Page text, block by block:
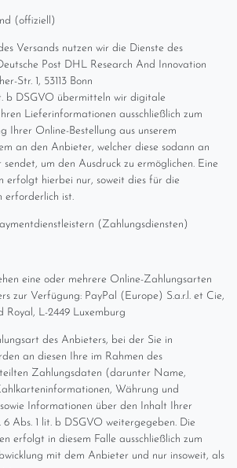
(offiziell)
Versands nutzen wir die Dienste des
Post DHL Research And Innovation
Str. 1, 53113 Bonn
b DSGVO übermitteln wir digitale
Lieferinformationen ausschließlich zum
Ihrer Online-Bestellung aus unserem
an den Anbieter, welcher diese sodann an
sendet, um den Ausdruck zu ermöglichen. Eine
erfolgt hierbei nur, soweit dies für die
erforderlich ist.
(Zahlungsdiensten)
eine oder mehrere Online-Zahlungsarten
zur Verfügung: PayPal (Europe) S.a.r.l. et Cie,
Royal, L-2449 Luxemburg
des Anbieters, bei der Sie in
an diesen Ihre im Rahmen des
Zahlungsdaten (darunter Name,
Währung und
Informationen über den Inhalt Ihrer
Abs. 1 lit. b DSGVO weitergegeben. Die
erfolgt in diesem Falle ausschließlich zum
mit dem Anbieter und nur insoweit, als